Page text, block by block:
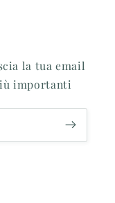
la tua email
importanti